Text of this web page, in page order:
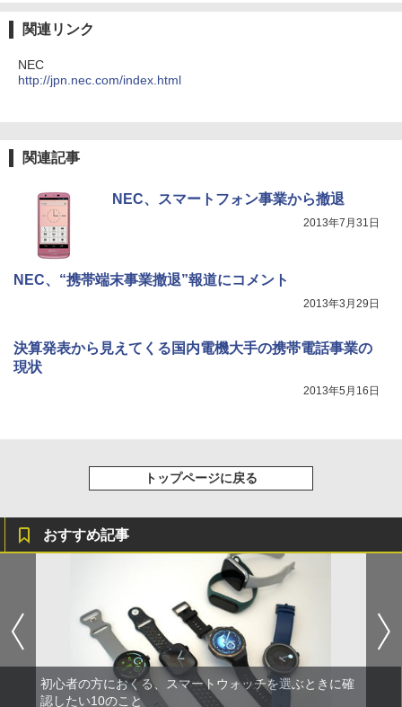
関連リンク
NEC
http://jpn.nec.com/index.html
関連記事
NEC、スマートフォン事業から撤退
2013年7月31日
NEC、“携帯端末事業撤退”報道にコメント
2013年3月29日
決算発表から見えてくる国内電機大手の携帯電話事業の
現状
2013年5月16日
トップページに戻る
おすすめ記事
初心者の方におくる、スマートウォッチを選ぶときに確
認したい10のこと